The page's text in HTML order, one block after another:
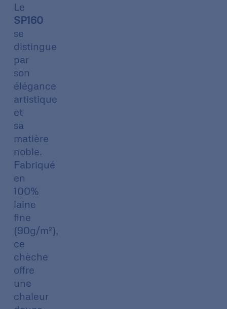
Le
SP160
se
distingue
par
son
élégance
artistique
et
sa
matière
noble.
Fabriqué
en
100%
laine
fine
(90g/m²),
ce
chèche
offre
une
chaleur